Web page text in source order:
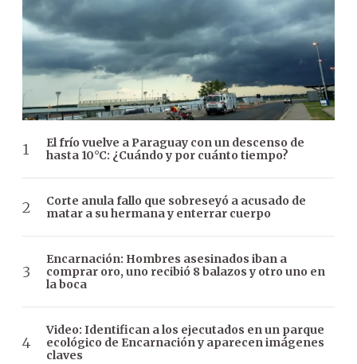
El frío vuelve a Paraguay con un descenso de
hasta 10°C: ¿Cuándo y por cuánto tiempo?
Corte anula fallo que sobreseyó a acusado de
matar a su hermana y enterrar cuerpo
Encarnación: Hombres asesinados iban a
comprar oro, uno recibió 8 balazos y otro uno en
la boca
Video: Identifican a los ejecutados en un parque
ecológico de Encarnación y aparecen imágenes
claves